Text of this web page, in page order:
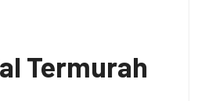
Termurah